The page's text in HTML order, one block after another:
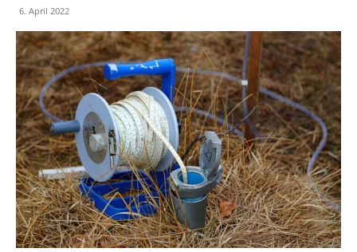
6. April 2022